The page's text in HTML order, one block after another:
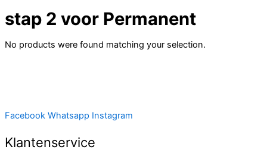
stap 2 voor Permanent
No products were found matching your selection.
Facebook Whatsapp Instagram
Klantenservice